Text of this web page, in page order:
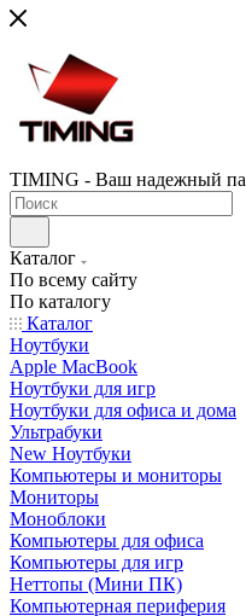
TIMING - Ваш надежный
Каталог
По всему сайту
По каталогу
Каталог
Ноутбуки
Apple MacBook
Ноутбуки для игр
Ноутбуки для офиса и дома
Ультрабуки
New Ноутбуки
Компьютеры и мониторы
Мониторы
Моноблоки
Компьютеры для офиса
Компьютеры для игр
Неттопы (Мини ПК)
Компьютерная периферия